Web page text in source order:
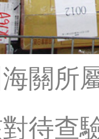
關所
待查